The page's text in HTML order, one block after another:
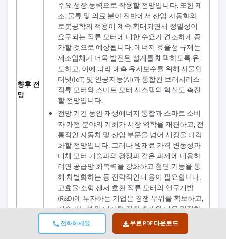
전화하세요 무료 PDF 다운로드
향후 전
망
주요 성장 동력으로 작용할 전망입니다. 또한 제
조, 물류 및 의료 분야 전반에서 산업 자동화와
로봇공학의 적용이 계속 확대되면서 정밀성이
요구되는 직류 모터에 대한 수요가 견조하게 증
가할 것으로 예상됩니다. 에너지 효율성 규제는
제조업체가 더욱 발전된 설계를 채택하도록 유
도하고, 이에 따라 예측 유지보수를 위해 사물인
터넷(IoT) 및 인공지능(AI)과 통합된 브러시리스
직류 모터와 스마트 모터 시스템의 혁신도 촉진
할 전망입니다.
전망 기간 동안 재생에너지 통합과 스마트 소비
자 가전 분야의 기회가 시장 역학을 재편하고, 전
통적인 자동차 및 산업 부문을 넘어 시장을 다각
화할 전망입니다. 그러나 원재료 가격 변동성과
대체 모터 기술과의 경쟁과 같은 과제에 대응하
려면 공급망 회복력을 강화하고 첨단 기능을 통
해 차별화하는 등 전략적인 대응이 필요합니다.
고효율·소형·센서 호환 직류 모터의 연구개발
(R&D)에 투자하는 기업은 경쟁 우위를 확보하고,
지속가능성 및 디지털 전환 추세와 더욱 밀접하
게 연계되는 시장에서 주요 기업으로 자리매김
할 수 있습니다.